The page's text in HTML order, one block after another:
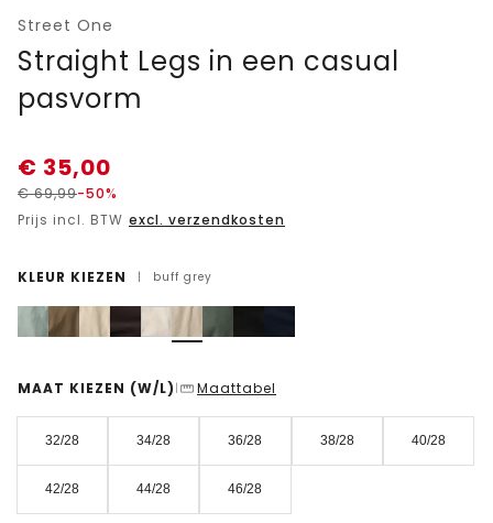
Street One
Straight Legs in een casual
pasvorm
€ 35,00
€69,99-50%
Prijs incl. BTW excl. verzendkosten
KLEUR KIEZEN | buff grey
MAAT KIEZEN (W/L) | Maattabel
32/28 34/28 36/28 38/28 40/28
42/28 44/28 46/28